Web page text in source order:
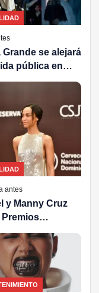
Grande se alejará
pública en
de una gran ola
antes
y Manny Cruz
2025